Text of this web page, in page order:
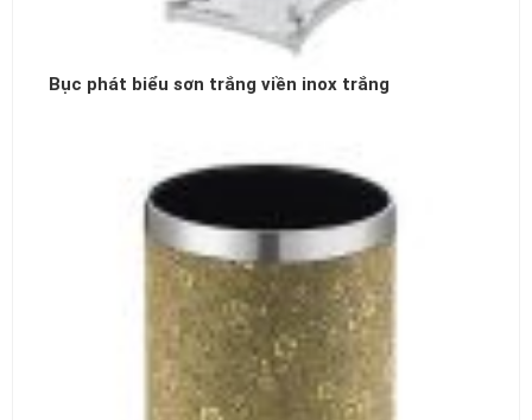
Bục phát biểu sơn trắng viền inox trắng